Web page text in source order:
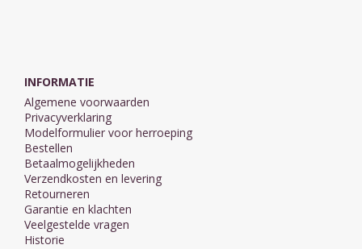
INFORMATIE
Algemene voorwaarden
Privacyverklaring
Modelformulier voor herroeping
Bestellen
Betaalmogelijkheden
Verzendkosten en levering
Retourneren
Garantie en klachten
Veelgestelde vragen
Historie